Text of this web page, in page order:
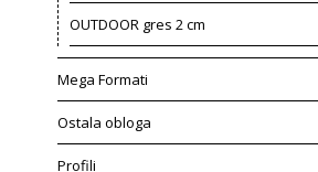
OUTDOOR gres 2 cm
Mega Formati
Ostala obloga
Profili